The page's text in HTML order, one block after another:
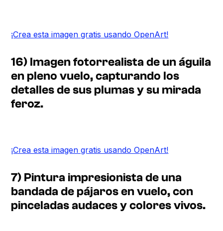
¡Crea esta imagen gratis usando OpenArt!
16) Imagen fotorrealista de un águila
en pleno vuelo, capturando los
detalles de sus plumas y su mirada
feroz.
¡Crea esta imagen gratis usando OpenArt!
7) Pintura impresionista de una
bandada de pájaros en vuelo, con
pinceladas audaces y colores vivos.